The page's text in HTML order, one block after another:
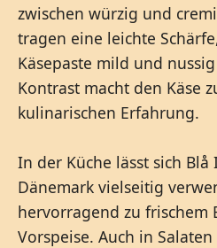
zwischen würzig und
tragen eine leichte
Käsepaste mild und
Kontrast macht den Käse
kulinarischen Erfahrung.
In der Küche lässt sich Blå
Dänemark vielseitig
hervorragend zu frischem
Vorspeise. Auch in